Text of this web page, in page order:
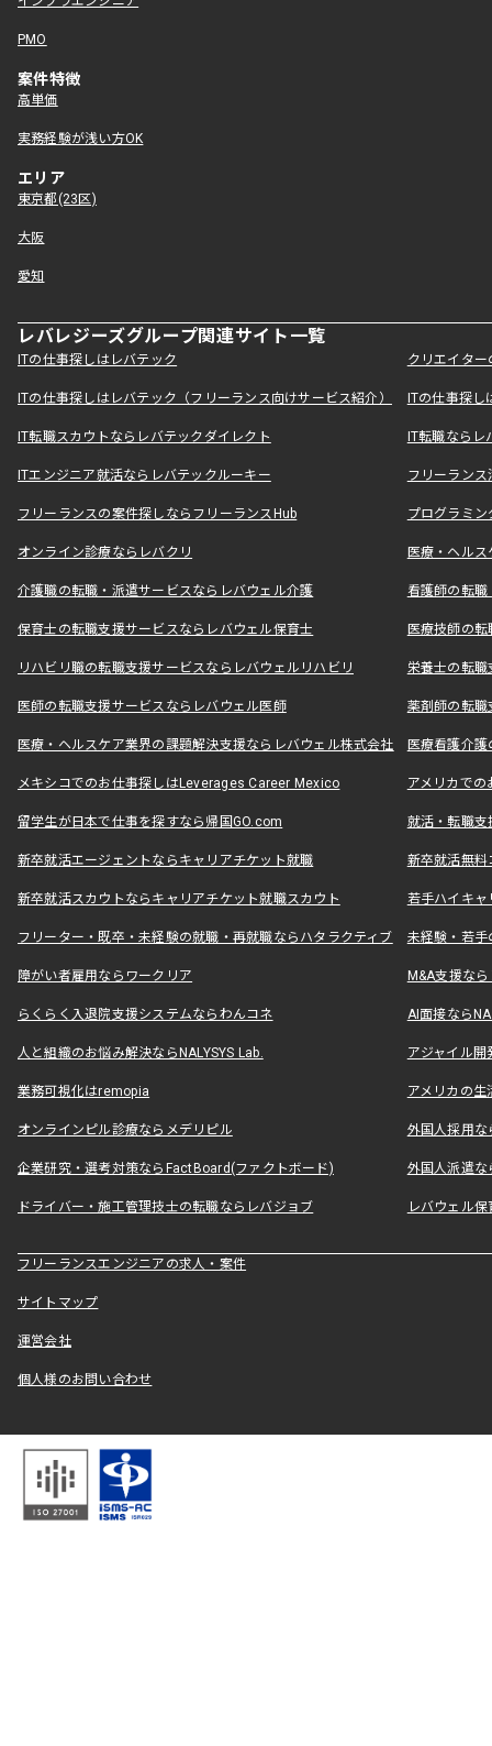
PMO
案件特徴
高単価
実務経験が浅い方OK
エリア
東京都(23区)
大阪
愛知
レバレジーズグループ関連サイト一覧
ITの仕事探しはレバテック クリエイタ
ITの仕事探しはレバテック（フリーランス向けサービス紹介） ITの仕事探
IT転職スカウトならレバテックダイレクト IT転職なら
ITエンジニア就活ならレバテックルーキー フリーラン
フリーランスの案件探しならフリーランスHub プログラミ
オンライン診療ならレバクリ 医療・ヘル
介護職の転職・派遣サービスならレバウェル介護 看護師の転
保育士の転職支援サービスならレバウェル保育士 医療技師の
リハビリ職の転職支援サービスならレバウェルリハビリ 栄養士の転
医師の転職支援サービスならレバウェル医師 薬剤師の転
医療・ヘルスケア業界の課題解決支援ならレバウェル株式会社 医療看護介
メキシコでのお仕事探しはLeverages Career Mexico アメリカで
留学生が日本で仕事を探すなら帰国GO.com 就活・転職
新卒就活エージェントならキャリアチケット就職 新卒就活無料
新卒就活スカウトならキャリアチケット就職スカウト 若手ハイキ
フリーター・既卒・未経験の就職・再就職ならハタラクティブ 未経験・若手
障がい者雇用ならワークリア M&A支援な
らくらく入退院支援システムならわんコネ AI面接なら
人と組織のお悩み解決ならNALYSYS Lab. アジャイル
業務可視化はremopia アメリカの
オンラインピル診療ならメデリピル 外国人採用
企業研究・選考対策ならFactBoard(ファクトボード) 外国人派遣な
ドライバー・施工管理技士の転職ならレバジョブ レバウェル
フリーランスエンジニアの求人・案件
サイトマップ
運営会社
個人様のお問い合わせ